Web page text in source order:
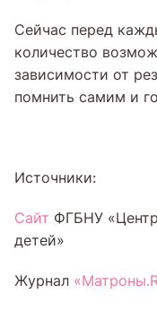
Сейчас перед
количество
зависимости от
помнить самим и
Источники:
Сайт ФГБНУ
детей»
Журнал